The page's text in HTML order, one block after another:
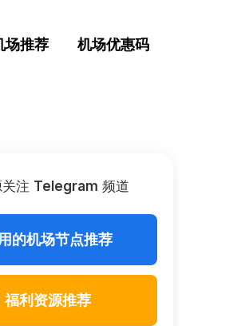
场推荐 机场优惠码
注 Telegram 频道
的机场节点推荐
福利资源推荐